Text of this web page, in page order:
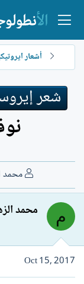
أشعار
شعر
ب
ا
ئ
ل
و
محمد
م محمد
Oct 15, 2017